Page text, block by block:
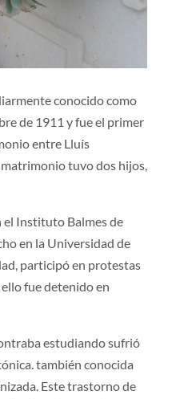
conocido como
de 1911 y fue el primer
entre Lluís
tuvo dos hijos,
Instituto Balmes de
en la Universidad de
participó en protestas
fue detenido en
estudiando sufrió
también conocida
Este trastorno de